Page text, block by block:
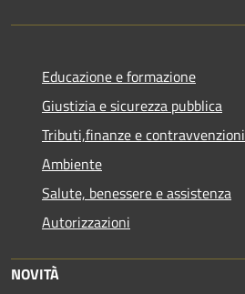
Educazione e formazione
Giustizia e sicurezza pubblica
Tributi,finanze e contravvenzioni
Ambiente
Salute, benessere e assistenza
Autorizzazioni
NOVITÀ